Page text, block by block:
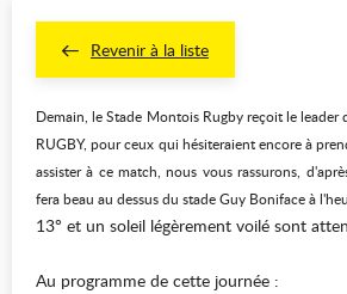
Revenir à la liste
Demain, le Stade Montois Rugby reçoit le
RUGBY, pour ceux qui hésiteraient encore à
assister à ce match, nous vous rassurons,
fera beau au dessus du stade Guy Boniface à
13° et un soleil légèrement voilé sont
Au programme de cette journée :